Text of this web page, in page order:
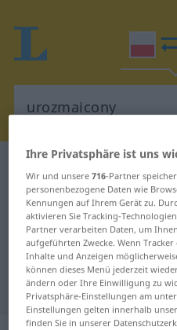
Polnisch-
"urozmaicony"
"urozmaicony"
Übersetzung
Ihre Privatsphäre ist uns
Wir und unsere716-Partner
personenbezogene Daten wie
Kennungen auf Ihrem Gerät zu.
aktivieren Sie Tracking-
Partner verarbeiten Daten, um
aufgeführten Zwecke. Wenn
Inhalte und Anzeigen
können dieses Menü jederzeit
ändern oder Ihre Einwilligung zu
Privatsphäre-Einstellungen am
Einstellungen gelten innerhalb
finden Sie in unserer